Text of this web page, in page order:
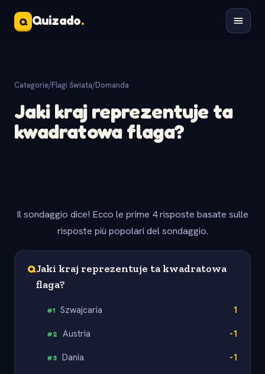
Q Quizado.
Categorie/Flagi Świata/Domanda
Jaki kraj reprezentuje ta
kwadratowa flaga?
Il sondaggio dice! Ecco le prime 4 risposte basate sulle
risposte più popolari del sondaggio.
QJaki kraj reprezentuje ta kwadratowa
flaga?
#1 Szwajcaria 1
#2 Austria -1
#3 Dania -1